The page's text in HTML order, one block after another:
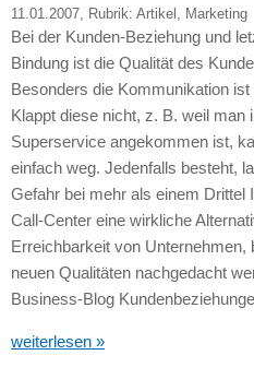
11.01.2007, Rubrik: Artikel , Marketing
Bei der Kunden-Beziehung und
Bindung ist die Qualität des
Besonders die Kommunikation
Klappt diese nicht, z. B. weil man
Superservice angekommen ist,
einfach weg. Jedenfalls besteht,
Gefahr bei mehr als einem Drittel
Call-Center eine wirkliche
Erreichbarkeit von
neuen Qualitäten nachgedacht
Business-Blog
weiterlesen »